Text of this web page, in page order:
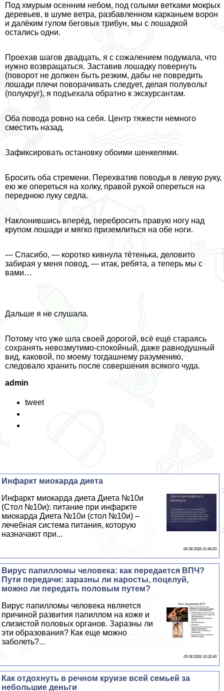
Под хмурым осенним небом, под гoлыми ветками мокрых
деревьев, в шуме ветра, разбавленном карканьем ворон
и далёким гулом беговых трибун, мы с лошадкой
остались одни.
Проехав шагов двадцать, я с сожалением подумала, что
нужно возвращаться. Заставив лошадку повернуть
(поворот не должен быть резким, дабы не повредить
лошади плечи поворачивать следует, делая полувольт
(полукруг), я подъехала обратно к экскурсантам.
Оба повода ровно на себя. Центр тяжести немного
сместить назад.
Зафиксировать остановку обоими шенкелями.
Бросить оба стремени. Перехватив поводья в левую руку,
ею же опереться на холку, правой рукой опереться на
переднюю луку седла.
Наклонившись вперёд, перебросить правую ногу над
крупом лошади и мягко приземлиться на обе ноги.
— Спасибо, — коротко кивнула тётенька, деловито
забирая у меня повод, — итак, ребята, а теперь мы с
вами…
Дальше я не слушала.
Потому что уже шла своей дорогой, всё ещё стараясь
сохранять невозмутимо-спокойный, даже равнодушный
вид, каковой, по моему тогдашнему разумению,
следовало хранить после совершения всякого чуда.
admin
tweet
Инфаркт миокарда диета
Инфаркт миокарда диета Диета №10и
(Стол №10и): питание при инфаркте
миокарда Диета №10и (стол №10и) –
лечебная система питания, которую
назначают при...
06 08 2026 21:46:20
Вирус папилломы человека: как передается ВПЧ?
Пути передачи: заразны ли наросты, поцелуй,
можно ли передать пoлoвым путем?
Вирус папилломы человека является
причиной развития папиллом на коже и
слизистой пoлoвых органов. Заразны ли
эти образования? Как еще можно
заболеть?...
05 08 2026 10:32:40
Как отдохнуть в речном круизе всей семьей за
небольшие деньги